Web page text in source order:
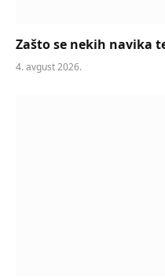
Zašto se nekih navika
4. avgust 2026.